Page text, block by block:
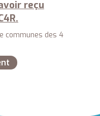
reçu
communes des 4